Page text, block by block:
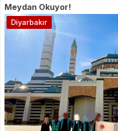
Meydan Okuyor!
Diyarbakır